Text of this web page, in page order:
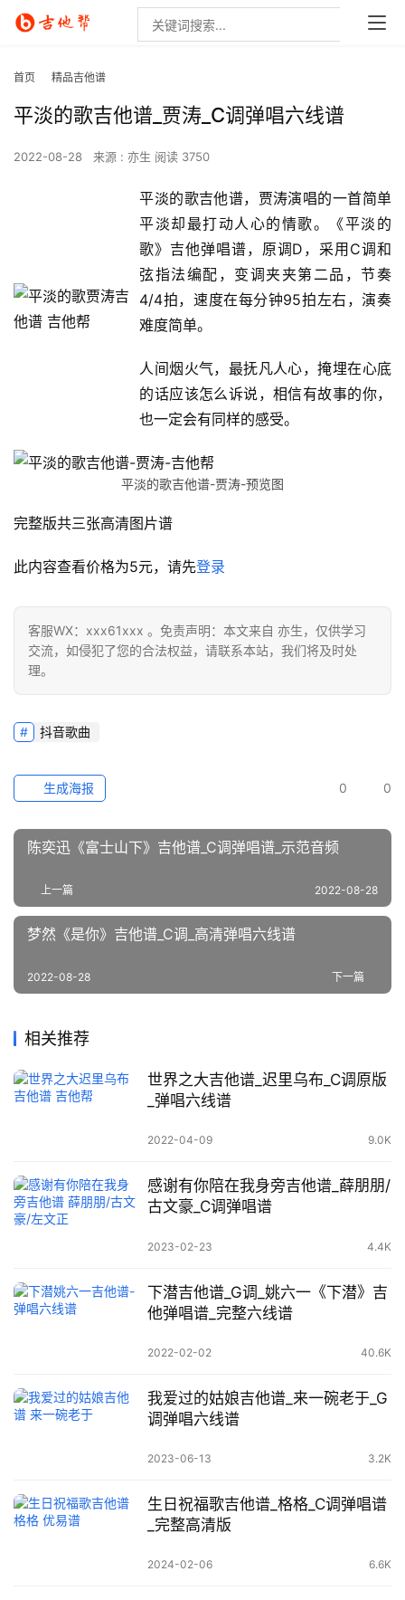
首页 精品吉他谱
平淡的歌吉他谱_贾涛_C调弹唱六线谱
2022-08-28 来源 : 亦生 阅读 3750
平淡的歌吉他谱，贾涛演唱的一首简单
平淡却最打动人心的情歌。《平淡的
歌》吉他弹唱谱，原调D，采用C调和
弦指法编配，变调夹夹第二品，节奏
4/4拍，速度在每分钟95拍左右，演奏
难度简单。
人间烟火气，最抚凡人心，掩埋在心底
的话应该怎么诉说，相信有故事的你，
也一定会有同样的感受。
平淡的歌吉他谱-贾涛-预览图
完整版共三张高清图片谱
此内容查看价格为5元，请先登录
客服WX：xxx61xxx 。免责声明：本文来自 亦生，仅供学习
交流，如侵犯了您的合法权益，请联系本站，我们将及时处
理。
抖音歌曲
0 0
生成海报
陈奕迅《富士山下》吉他谱_C调弹唱谱_示范音频
上一篇 2022-08-28
梦然《是你》吉他谱_C调_高清弹唱六线谱
下一篇
2022-08-28
相关推荐
世界之大吉他谱_迟里乌布_C调原版
_弹唱六线谱
2022-04-09 9.0K
感谢有你陪在我身旁吉他谱_薛朋朋/
古文豪_C调弹唱谱
2023-02-23 4.4K
下潜吉他谱_G调_姚六一《下潜》吉
他弹唱谱_完整六线谱
2022-02-02 40.6K
我爱过的姑娘吉他谱_来一碗老于_G
调弹唱六线谱
2023-06-13 3.2K
生日祝福歌吉他谱_格格_C调弹唱谱
_完整高清版
2024-02-06 6.6K